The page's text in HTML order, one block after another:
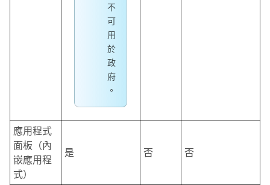
不
可
用
於
政
府
。
應用程式
面板（內
嵌應用程
式）
是 否 否